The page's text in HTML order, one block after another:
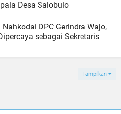
Desa Salobulo
DPC Gerindra Wajo,
sebagai Sekretaris
Tampilkan